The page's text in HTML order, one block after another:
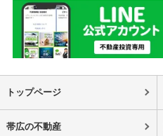
トップページ
帯広の不動産